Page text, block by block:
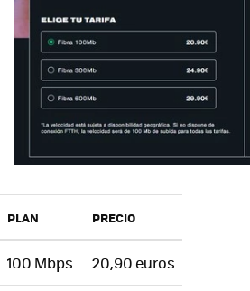
PLAN PRECIO
100 Mbps 20,90 euros